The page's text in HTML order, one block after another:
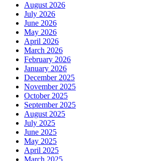
August 2026
July 2026
June 2026
May 2026
April 2026
March 2026
February 2026
January 2026
December 2025
November 2025
October 2025
September 2025
August 2025
July 2025
June 2025
May 2025
April 2025